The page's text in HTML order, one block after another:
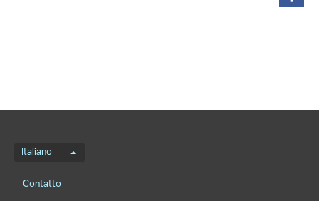
Menu della lingua
Italiano
Footernavigation
Contatto